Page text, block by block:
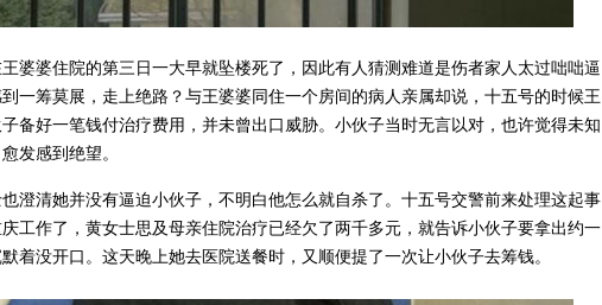
婆婆住院的第三日一大早就坠楼死了，因此有人猜测难道是伤者家人太过咄咄逼
一筹莫展，走上绝路？与王婆婆同住一个房间的病人亲属却说，十五号的时候王
备好一笔钱付治疗费用，并未曾出口威胁。小伙子当时无言以对，也许觉得未知
发感到绝望。
澄清她并没有逼迫小伙子，不明白他怎么就自杀了。十五号交警前来处理这起事
工作了，黄女士思及母亲住院治疗已经欠了两千多元，就告诉小伙子要拿出约一
着没开口。这天晚上她去医院送餐时，又顺便提了一次让小伙子去筹钱。